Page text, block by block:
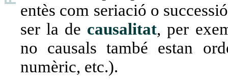
entès com seriació o
ser la de causalitat, per
no causals també estan
numèric, etc.).